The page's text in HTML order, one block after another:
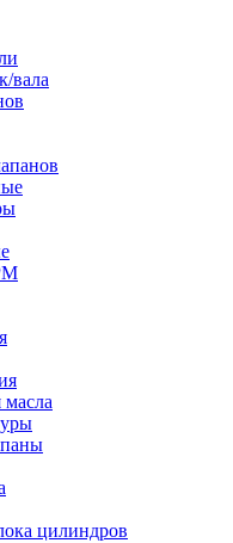
вала
цилиндров